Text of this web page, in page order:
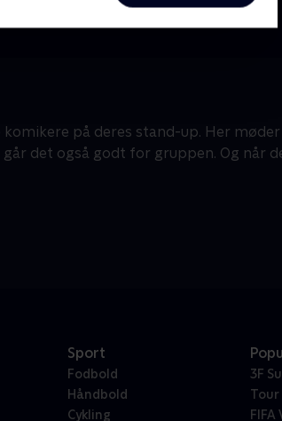
på deres stand-up. Her møder
det også godt for gruppen. Og når
Sport
Fodbold
Håndbold
Cykling
3F
Tour
FIFA